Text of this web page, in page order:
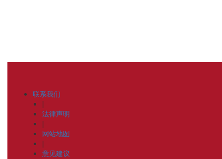
联系我们
|
法律声明
|
网站地图
|
意见建议